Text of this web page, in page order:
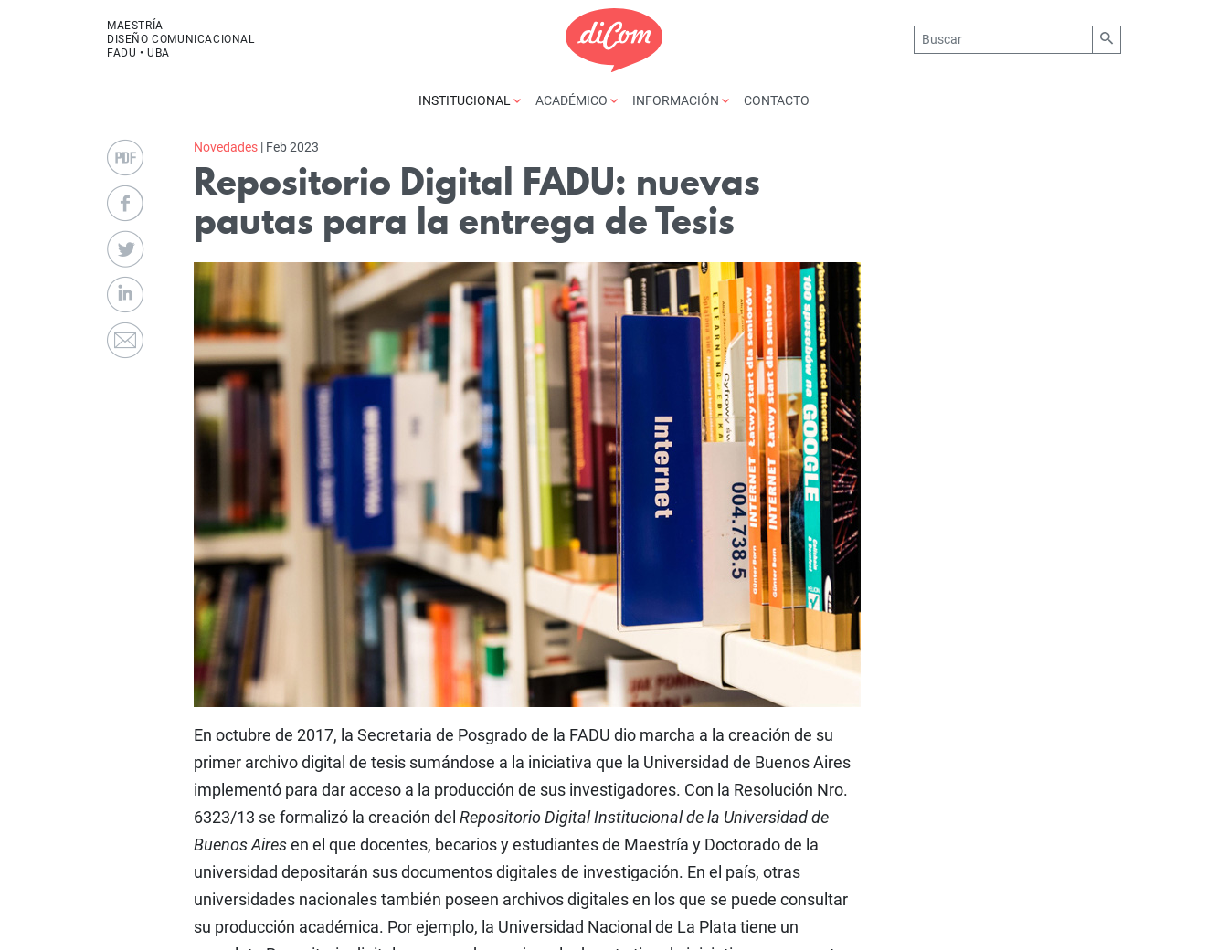
MAESTRÍA
DISEÑO COMUNICACIONAL
FADU • UBA
INSTITUCIONAL ACADÉMICO INFORMACIÓN CONTACTO
Novedades| Feb 2023
Repositorio Digital FADU: nuevas
pautas para la entrega de Tesis
En octubre de 2017, la Secretaria de Posgrado de la FADU dio marcha a la creación de su
primer archivo digital de tesis sumándose a la iniciativa que la Universidad de Buenos Aires
implementó para dar acceso a la producción de sus investigadores. Con la Resolución Nro.
6323/13 se formalizó la creación del Repositorio Digital Institucional de la Universidad de
Buenos Airesen el que docentes, becarios y estudiantes de Maestría y Doctorado de la
universidad depositarán sus documentos digitales de investigación. En el país, otras
universidades nacionales también poseen archivos digitales en los que se puede consultar
su producción académica. Por ejemplo, la Universidad Nacional de La Plata tiene un